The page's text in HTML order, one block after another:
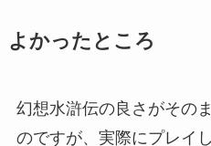
よかったところ
幻想水滸伝の良さがその
のですが、実際にプレイ